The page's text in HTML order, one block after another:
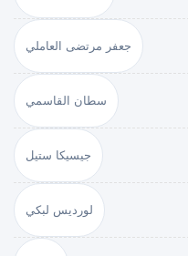
جعفر مرتضى العاملي
سطان القاسمي
جيسيكا ستيل
لورديس لبكي